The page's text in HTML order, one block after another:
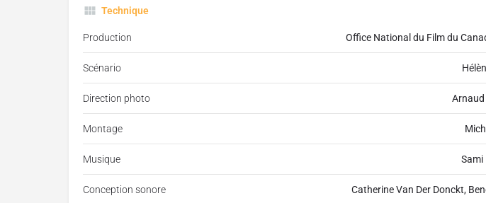
Technique
Production Office National du Film du
Scénario
Direction photo
Montage
Musique Sami
Conception sonore Catherine Van Der Donckt,